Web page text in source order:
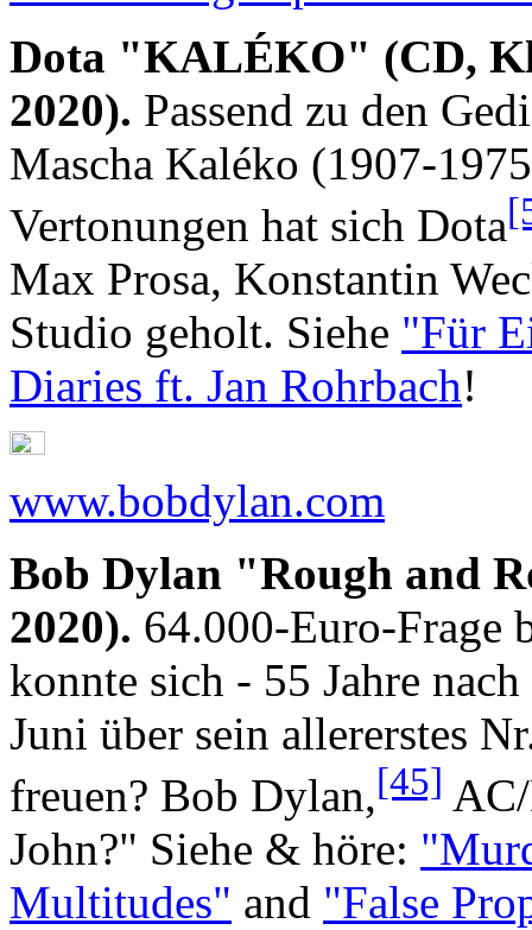
Dota "KALÉKO" (CD,
2020). Passend zu den
Mascha Kaléko (1907-
Vertonungen hat sich Dota
Max Prosa, Konstantin
Studio geholt. Siehe "Für
Diaries ft. Jan Rohrbach!
www.bobdylan.com
Bob Dylan "Rough and
2020). 64.000-Euro-Frage
konnte sich - 55 Jahre
Juni über sein allererstes
freuen? Bob Dylan,[45]
John?" Siehe & höre:
Multitudes" and "False